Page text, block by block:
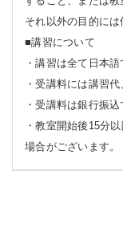
それ以外の目的には
■講習について
・講習は全て日本語
・受講料には講習
・受講料は銀行振
・教室開始後15分
場合がございます。